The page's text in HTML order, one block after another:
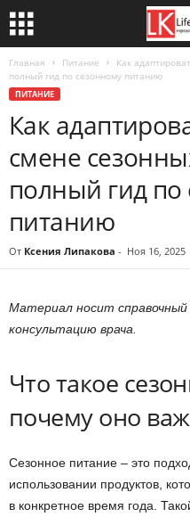
Главная Питание
Как
полный гид по сезонному питанию
ПИТАНИЕ
Как
смене
полный гид по
питанию
От Ксения Липакова - Ноя 16, 2025
Материал носит
консультацию врача.
Что такое
почему оно
Сезонное питание – это
использовании продуктов,
в конкретное время года.